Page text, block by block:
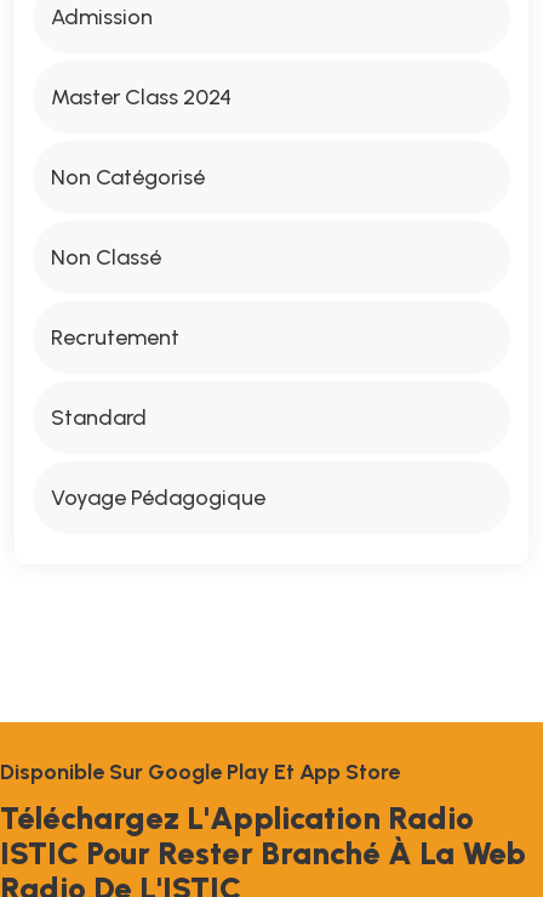
Admission
Master Class 2024
Non Catégorisé
Non Classé
Recrutement
Standard
Voyage Pédagogique
DISPONIBLE SUR GOOGLE PLAY ET APP STORE
TÉLÉCHARGEZ L'APPLICATION RADIO
ISTIC POUR RESTER BRANCHÉ À LA WEB
RADIO DE L'ISTIC